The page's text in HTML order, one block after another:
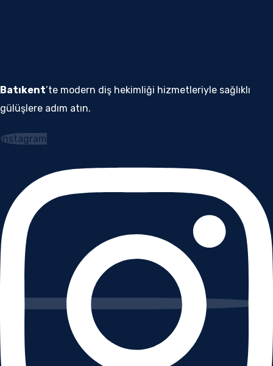
Batıkent’te modern diş hekimliği hizmetleriyle sağlıklı
gülüşlere adım atın.
Instagram